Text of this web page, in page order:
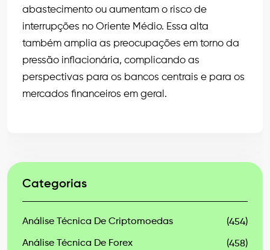
abastecimento ou aumentam o risco de
interrupções no Oriente Médio. Essa alta
também amplia as preocupações em torno da
pressão inflacionária, complicando as
perspectivas para os bancos centrais e para os
mercados financeiros em geral.
Categorias
Análise Técnica De Criptomoedas (454)
Análise Técnica De Forex (458)